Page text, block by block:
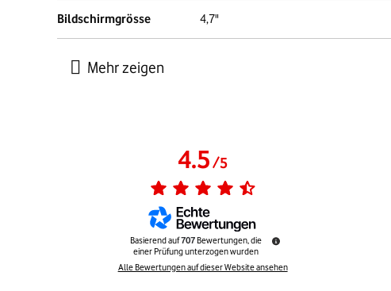
Bildschirmgrösse 4,7"
4.5/5
Basierend auf707 Bewertungen, die
einer Prüfung unterzogen wurden
Alle Bewertungen auf dieser Website ansehen